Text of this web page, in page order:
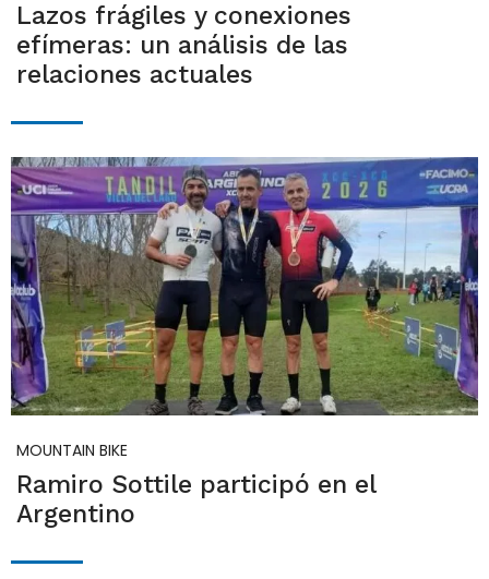
Lazos frágiles y conexiones
efímeras: un análisis de las
relaciones actuales
MOUNTAIN BIKE
Ramiro Sottile participó en el
Argentino